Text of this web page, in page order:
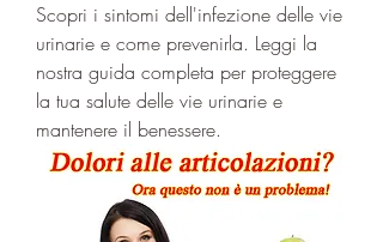
Scopri i sintomi dell'infezione delle vie
urinarie e come prevenirla. Leggi la
nostra guida completa per proteggere
la tua salute delle vie urinarie e
mantenere il benessere.